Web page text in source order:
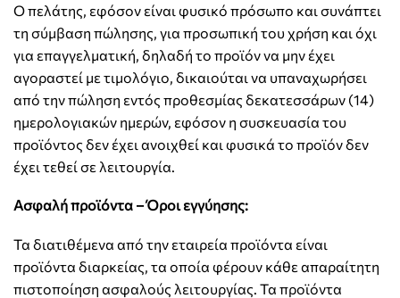
Ο πελάτης, εφόσον είναι φυσικό πρόσωπο και συνάπτει
τη σύμβαση πώλησης, για προσωπική του χρήση και όχι
για επαγγελματική, δηλαδή το προϊόν να μην έχει
αγοραστεί με τιμολόγιο, δικαιούται να υπαναχωρήσει
από την πώληση εντός προθεσμίας δεκατεσσάρων (14)
ημερολογιακών ημερών, εφόσον η συσκευασία του
προϊόντος δεν έχει ανοιχθεί και φυσικά το προϊόν δεν
έχει τεθεί σε λειτουργία.
Ασφαλή προϊόντα – Όροι εγγύησης:
Τα διατιθέμενα από την εταιρεία προϊόντα είναι
προϊόντα διαρκείας, τα οποία φέρουν κάθε απαραίτητη
πιστοποίηση ασφαλούς λειτουργίας. Τα προϊόντα